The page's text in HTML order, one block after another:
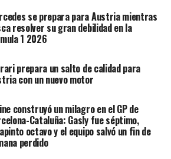
Q2 del sábado, clasificando 11° y
El panorama para Ferrari no era
temían otro resultado
cambió. Leclerc adelantó
extendió su stint con
aprovechó al máximo un coche de
por el abandono deKimi
le permitió cambiar neumáticos
se prepara para Austria mientras
resolver su gran debilidad en la
1 2026
prepara un salto de calidad para
con un nuevo motor
construyó un milagro en el GP de
Cataluña: Gasly fue séptimo,
octavo y el equipo salvó un fin de
perdido